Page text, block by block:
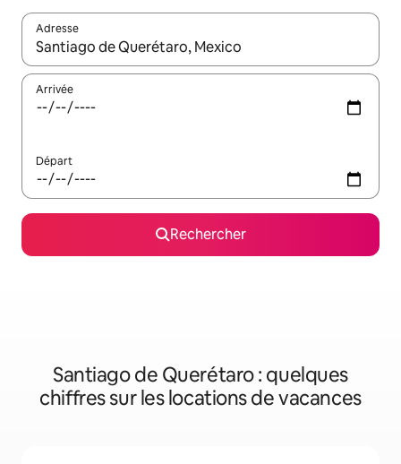
Adresse
Lorsque les résultats s'affichent, utilisez les flèches vers le
Arrivée
Départ
Rechercher
Santiago de Querétaro : quelques
chiffres sur les locations de vacances